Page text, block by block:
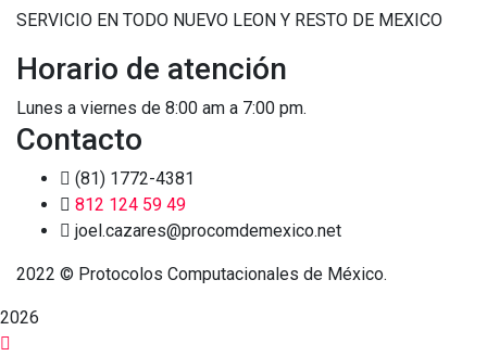
SERVICIO EN TODO NUEVO LEON Y RESTO DE MEXICO
Horario de atención
Lunes a viernes de 8:00 am a 7:00 pm.
Contacto
(81) 1772-4381
812 124 59 49
joel.cazares@procomdemexico.net
2022 © Protocolos Computacionales de México.
2026